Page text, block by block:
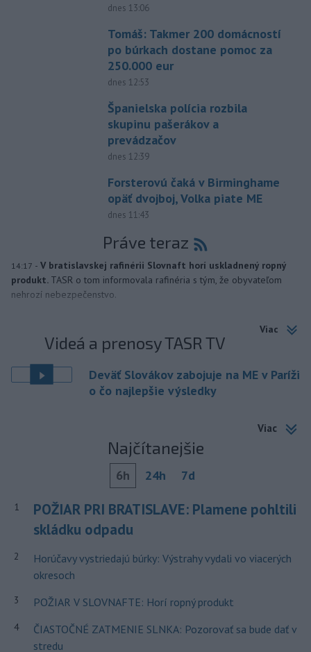
dnes 13:06
Tomáš: Takmer 200 domácností
po búrkach dostane pomoc za
250.000 eur
dnes 12:53
Španielska polícia rozbila
skupinu pašerákov a
prevádzačov
dnes 12:39
Forsterovú čaká v Birminghame
opäť dvojboj, Volka piate ME
dnes 11:43
Práve teraz
14:17 - V bratislavskej rafinérii Slovnaft horí uskladnený ropný
produkt. TASR o tom informovala rafinéria s tým, že obyvateľom
nehrozí nebezpečenstvo.
Viac
Videá a prenosy TASR TV
Deväť Slovákov zabojuje na ME v Paríži
o čo najlepšie výsledky
Viac
Najčítanejšie
6h 24h 7d
1
POŽIAR PRI BRATISLAVE: Plamene pohltili
skládku odpadu
2
Horúčavy vystriedajú búrky: Výstrahy vydali vo viacerých
okresoch
3 POŽIAR V SLOVNAFTE: Horí ropný produkt
4
ČIASTOČNÉ ZATMENIE SLNKA: Pozorovať sa bude dať v
stredu